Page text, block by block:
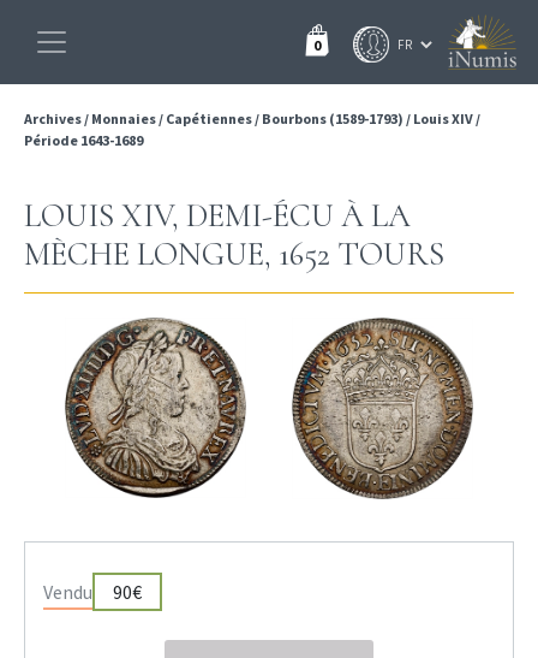
0
Archives/ Monnaies/ Capétiennes/ Bourbons (1589-1793) / Louis XIV/
Période 1643-1689
LOUIS XIV, DEMI-ÉCU À LA
MÈCHE LONGUE, 1652 TOURS
Vendu 90€